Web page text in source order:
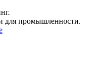
для промышленности.